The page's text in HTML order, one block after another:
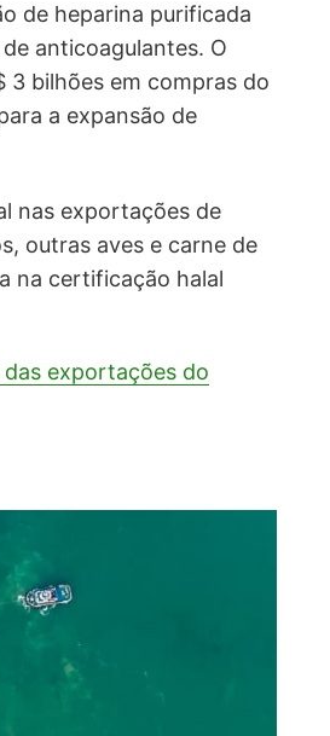
de heparina purificada
anticoagulantes. O
3 bilhões em compras do
a expansão de
nas exportações de
outras aves e carne de
na certificação halal
exportações do